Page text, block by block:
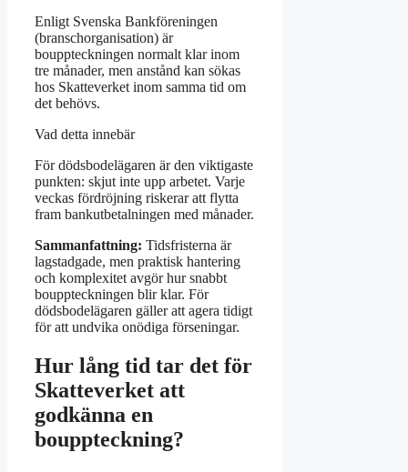
Enligt Svenska Bankföreningen
(branschorganisation) är
bouppteckningen normalt klar inom
tre månader, men anstånd kan sökas
hos Skatteverket inom samma tid om
det behövs.
Vad detta innebär
För dödsbodelägaren är den viktigaste
punkten: skjut inte upp arbetet. Varje
veckas fördröjning riskerar att flytta
fram bankutbetalningen med månader.
Sammanfattning: Tidsfristerna är
lagstadgade, men praktisk hantering
och komplexitet avgör hur snabbt
bouppteckningen blir klar. För
dödsbodelägaren gäller att agera tidigt
för att undvika onödiga förseningar.
Hur lång tid tar det för
Skatteverket att
godkänna en
bouppteckning?